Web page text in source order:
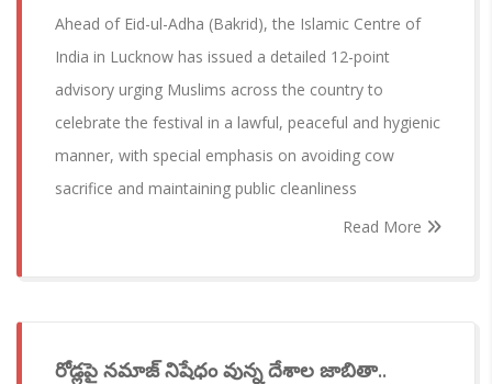
Ahead of Eid-ul-Adha (Bakrid), the Islamic Centre of
India in Lucknow has issued a detailed 12-point
advisory urging Muslims across the country to
celebrate the festival in a lawful, peaceful and hygienic
manner, with special emphasis on avoiding cow
sacrifice and maintaining public cleanliness
Read More
రోడ్లపై నమాజ్ నిషేధం వున్న దేశాల జాబితా..